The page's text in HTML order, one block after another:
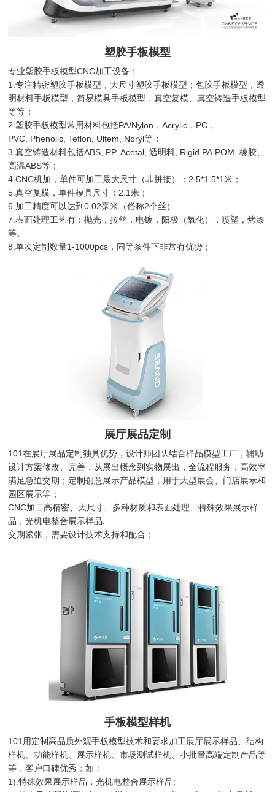
塑胶手板模型
专业塑胶手板模型CNC加工设备：
1.专注精密塑胶手板模型，大尺寸塑胶手板模型；包胶手板模型，透
明材料手板模型，简易模具手板模型，真空复模、真空铸造手板模型
等等；
2.塑胶手板模型常用材料包括PA/Nylon，Acrylic，PC，
PVC, Phenolic, Teflon, Ultem, Noryl等；
3.真空铸造材料包括ABS, PP, Acetal, 透明料, Rigid PA POM, 橡胶、
高温ABS等；
4.CNC机加，单件可加工最大尺寸（非拼接）：2.5*1.5*1米；
5.真空复模，单件模具尺寸：2.1米；
6.加工精度可以达到0.02毫米（俗称2个丝）
7.表面处理工艺有：抛光，拉丝，电镀，阳极（氧化），喷塑，烤漆
等。
8.单次定制数量1-1000pcs，同等条件下非常有优势；
展厅展品定制
101在展厅展品定制独具优势，设计师团队结合样品模型工厂，辅助
设计方案修改、完善，从展出概念到实物展出，全流程服务，高效率
满足急迫交期；定制创意展示产品模型，用于大型展会、门店展示和
园区展示等；
CNC加工高精密、大尺寸、多种材质和表面处理、特殊效果展示样
品，光机电整合展示样品;
交期紧张，需要设计技术支持和配合；
手板模型样机
101用定制高品质外观手板模型技术和要求加工展厅展示样品、结构
样机、功能样机、展示样机、市场测试样机、小批量高端定制产品等
等，客户口碑优秀；如：
1).特殊效果展示样品，光机电整合展示样品;